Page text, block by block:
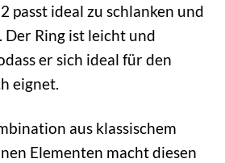
passt ideal zu schlanken und
Ring ist leicht und
er sich ideal für den
eignet.
aus klassischem
Elementen macht diesen